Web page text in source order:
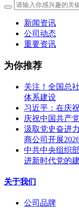
新闻资讯
公司动态
重要资讯
为你推荐
关注！全国总
体系建设
习近平：在庆
庆祝中国共产
汲取党史奋进
商公司开展
中共中央组织
进新时代党的
关于我们
公司品牌